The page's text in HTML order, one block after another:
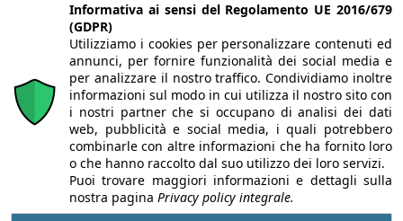
Chi siamo Autori Per la tua pubblicità
Iscriviti alla
newsletter
Informativa ai sensi del Regolamento UE 2016/679
(GDPR)
Utilizziamo i cookies per personalizzare contenuti ed
annunci, per fornire funzionalità dei social media e
per analizzare il nostro traffico. Condividiamo inoltre
informazioni sul modo in cui utilizza il nostro sito con
i nostri partner che si occupano di analisi dei dati
web, pubblicità e social media, i quali potrebbero
combinarle con altre informazioni che ha fornito loro
o che hanno raccolto dal suo utilizzo dei loro servizi.
Puoi trovare maggiori informazioni e dettagli sulla
nostra pagina Privacy policy integrale.